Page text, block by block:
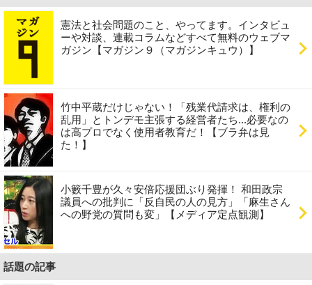
憲法と社会問題のこと、やってます。インタビュ
ーや対談、連載コラムなどすべて無料のウェブマ
ガジン【マガジン９（マガジンキュウ）】
竹中平蔵だけじゃない！「残業代請求は、権利の
乱用」とトンデモ主張する経営者たち...必要なの
は高プロでなく使用者教育だ！【ブラ弁は見
た！】
小籔千豊が久々安倍応援団ぶり発揮！ 和田政宗
議員への批判に「反自民の人の見方」「麻生さん
への野党の質問も変」【メディア定点観測】
話題の記事